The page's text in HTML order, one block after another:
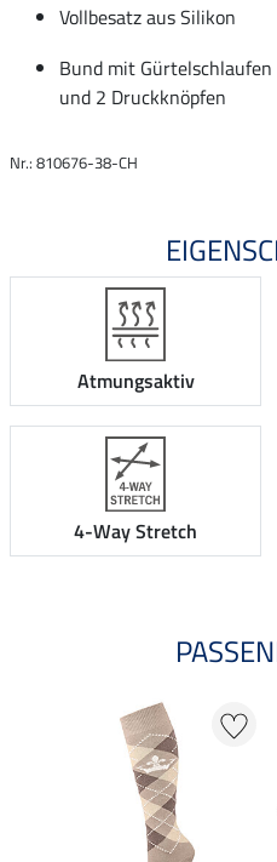
Vollbesatz aus Silikon
Bund mit Gürtelschlaufen
und 2 Druckknöpfen
Nr.: 810676-38-CH
Atmungsaktiv
4-Way Stretch